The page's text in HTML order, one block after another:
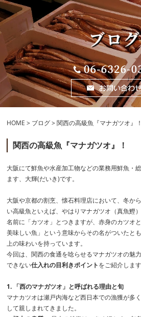
HOME > ブログ> 関西の高級魚『マナガツオ』！
関西の高級魚『マナガツオ』！
大阪にて鮮魚や水産加工物などの業務用鮮魚・
ます、大輝(だいき)です。
大阪や京都の割烹、懐石料理店において、冬か
い高級魚といえば、やはりマナガツオ（真魚鰹）
名前に「カツオ」とつきますが、赤身のカツオ
美味しい魚」という意味からその名がついたと
上の味わいを持っています。
今回は、関西の食通を唸らせるマナガツオの魅
できない仕入れの目利きポイントをご紹介します
1. 「西のマナガツオ」と呼ばれる理由と旬
マナカツオは瀬戸内海など西日本での漁獲が多
して親しまれてきました。